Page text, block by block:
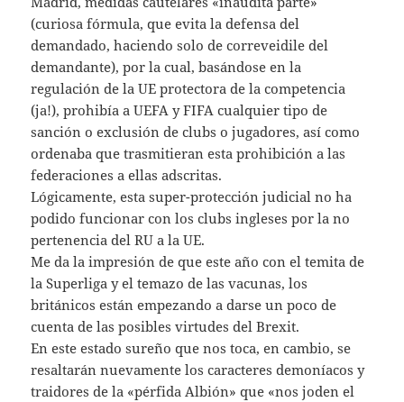
(curiosa fórmula, que evita la defensa del
demandado, haciendo solo de correveidile del
demandante), por la cual, basándose en la
regulación de la UE protectora de la competencia
(ja!), prohibía a UEFA y FIFA cualquier tipo de
sanción o exclusión de clubs o jugadores, así como
ordenaba que trasmitieran esta prohibición a las
federaciones a ellas adscritas.
Lógicamente, esta super-protección judicial no ha
podido funcionar con los clubs ingleses por la no
pertenencia del RU a la UE.
Me da la impresión de que este año con el temita de
la Superliga y el temazo de las vacunas, los
británicos están empezando a darse un poco de
cuenta de las posibles virtudes del Brexit.
En este estado sureño que nos toca, en cambio, se
resaltarán nuevamente los caracteres demoníacos y
traidores de la «pérfida Albión» que «nos joden el